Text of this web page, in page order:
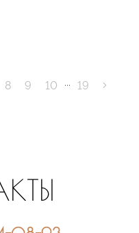
8 9 10 ... 19